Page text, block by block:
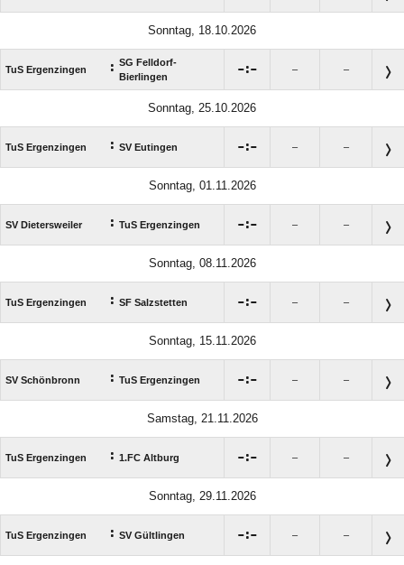
Sonntag, 18.10.2026
TuS Ergenzingen : SG Felldorf-
Bierlingen
: – –
Sonntag, 25.10.2026
TuS Ergenzingen : SV Eutingen : – –
Sonntag, 01.11.2026
SV Dietersweiler : TuS Ergenzingen : – –
Sonntag, 08.11.2026
TuS Ergenzingen : SF Salzstetten : – –
Sonntag, 15.11.2026
SV Schönbronn : TuS Ergenzingen : – –
Samstag, 21.11.2026
TuS Ergenzingen : 1.FC Altburg : – –
Sonntag, 29.11.2026
TuS Ergenzingen : SV Gültlingen : – –